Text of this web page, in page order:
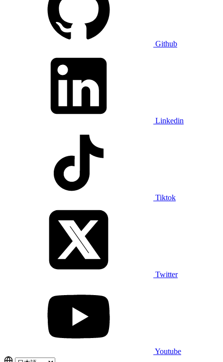
Github
Linkedin
Tiktok
Twitter
Youtube